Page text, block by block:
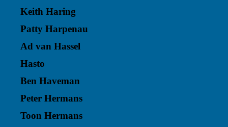
Keith Haring
Patty Harpenau
Ad van Hassel
Hasto
Ben Haveman
Peter Hermans
Toon Hermans